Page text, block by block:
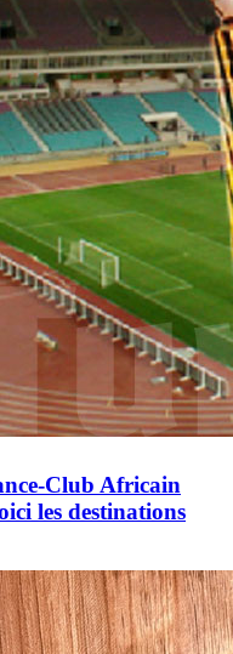
Club Africain
les destinations